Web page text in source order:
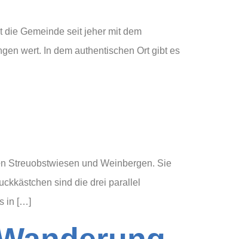
Gemeinde seit jeher mit dem
wert. In dem authentischen Ort gibt es
Streuobstwiesen und Weinbergen. Sie
sind die drei parallel
in […]